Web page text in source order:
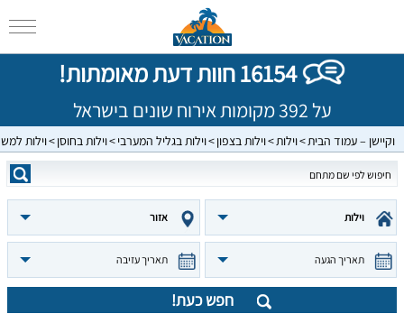
16154 חוות דעת מאומתות!
על 392 מקומות אירוח שונים בישראל
וקיישן – עמוד הבית וילות וילות בצפון וילות בגליל המערבי וילות בחוסן וילות
וילות אזור
תאריך הגעה תאריך עזיבה
חפש כעת!